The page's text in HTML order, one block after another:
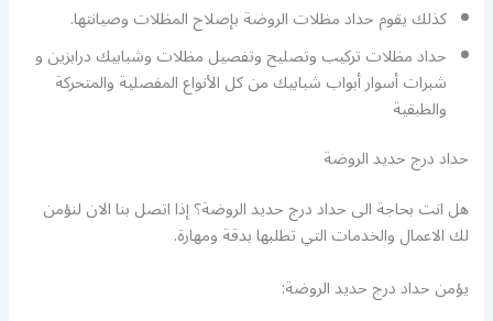
كذلك يقوم حداد مظلات الروضة بإصلاح المظلات وصيانتها.
حداد مظلات تركيب وتصليح وتفصيل مظلات وشبابيك درابزين و
شبرات أسوار أبواب شبابيك من كل الأنواع المفصلية والمتحركة
والطبقية
حداد درج حديد الروضة
هل انت بحاجة الى حداد درج حديد الروضة؟ إذا اتصل بنا الان لنؤمن
لك الاعمال والخدمات التي تطلبها بدقة ومهارة.
يؤمن حداد درج حديد الروضة: